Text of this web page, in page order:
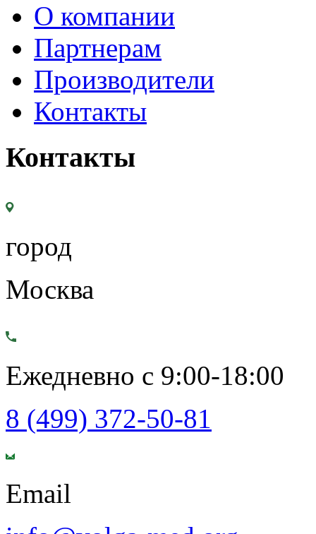
О компании
Партнерам
Производители
Контакты
Контакты
город
Москва
Ежедневно с 9:00-18:00
8 (499) 372-50-81
Email